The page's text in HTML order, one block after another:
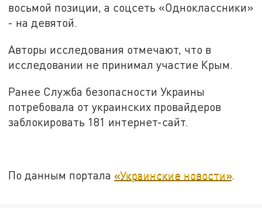
восьмой позиции, а соцсеть «Одноклассники»
- на девятой.
Авторы исследования отмечают, что в
исследовании не принимал участие Крым.
Ранее Служба безопасности Украины
потребовала от украинских провайдеров
заблокировать 181 интернет-сайт.
По данным портала «Украинские новости».